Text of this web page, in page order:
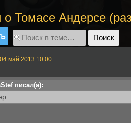
о Томасе Андерсе
04 май 2013 10:00
писал(а):